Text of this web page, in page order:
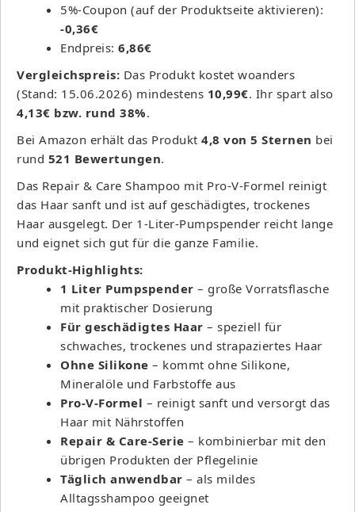
5%-Coupon (auf der Produktseite aktivieren):
-0,36€
Endpreis: 6,86€
Vergleichspreis: Das Produkt kostet woanders
(Stand: 15.06.2026) mindestens 10,99€. Ihr spart also
4,13€ bzw. rund 38%.
Bei Amazon erhält das Produkt 4,8 von 5 Sternen bei
rund 521 Bewertungen.
Das Repair & Care Shampoo mit Pro-V-Formel reinigt
das Haar sanft und ist auf geschädigtes, trockenes
Haar ausgelegt. Der 1-Liter-Pumpspender reicht lange
und eignet sich gut für die ganze Familie.
Produkt-Highlights:
1 Liter Pumpspender – große Vorratsflasche
mit praktischer Dosierung
Für geschädigtes Haar – speziell für
schwaches, trockenes und strapaziertes Haar
Ohne Silikone – kommt ohne Silikone,
Mineralöle und Farbstoffe aus
Pro-V-Formel – reinigt sanft und versorgt das
Haar mit Nährstoffen
Repair & Care-Serie – kombinierbar mit den
übrigen Produkten der Pflegelinie
Täglich anwendbar – als mildes
Alltagsshampoo geeignet